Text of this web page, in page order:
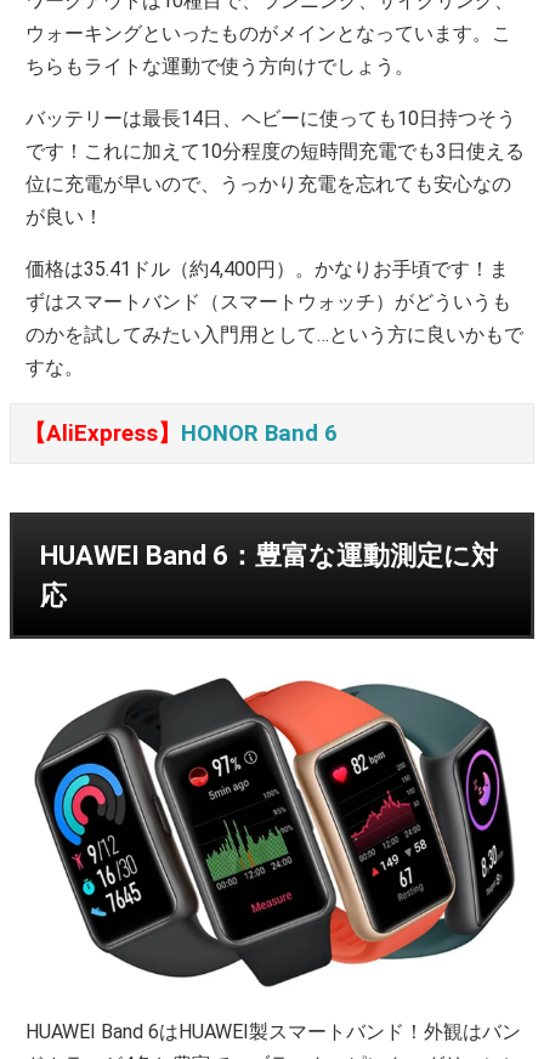
ウォーキングといったものがメインとなっています。こ
ちらもライトな運動で使う方向けでしょう。
バッテリーは最長14日、ヘビーに使っても10日持つそう
です！これに加えて10分程度の短時間充電でも3日使える
位に充電が早いので、うっかり充電を忘れても安心なの
が良い！
価格は35.41ドル（約4,400円）。かなりお手頃です！ま
ずはスマートバンド（スマートウォッチ）がどういうも
のかを試してみたい入門用として…という方に良いかもで
すな。
【AliExpress】 HONOR Band 6
HUAWEI Band 6：豊富な運動測定に対
応
HUAWEI Band 6はHUAWEI製スマートバンド！外観はバン